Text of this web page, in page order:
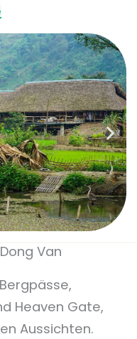
Van
Heaven Gate,
Aussichten.